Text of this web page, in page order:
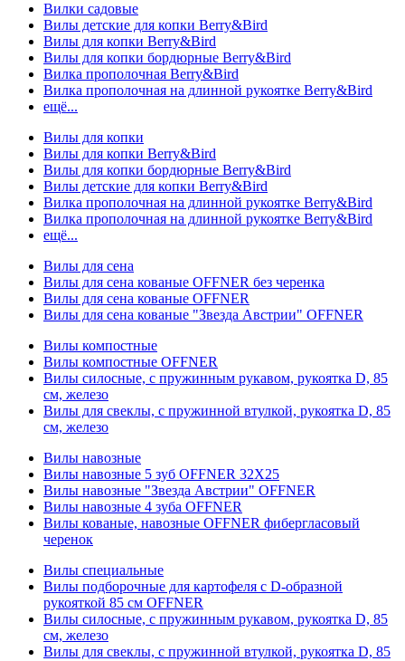
Вилки садовые
Вилы детские для копки Berry&Bird
Вилы для копки Berry&Bird
Вилы для копки бордюрные Berry&Bird
Вилка прополочная Berry&Bird
Вилка прополочная на длинной рукоятке Berry&Bird
ещё...
Вилы для копки
Вилы для копки Berry&Bird
Вилы для копки бордюрные Berry&Bird
Вилы детские для копки Berry&Bird
Вилка прополочная на длинной рукоятке Berry&Bird
Вилка прополочная на длинной рукоятке Berry&Bird
ещё...
Вилы для сена
Вилы для сена кованые OFFNER без черенка
Вилы для сена кованые OFFNER
Вилы для сена кованые "Звезда Австрии" OFFNER
Вилы компостные
Вилы компостные OFFNER
Вилы силосные, с пружинным рукавом, рукоятка D, 85
см, железо
Вилы для свеклы, с пружинной втулкой, рукоятка D, 85
см, железо
Вилы навозные
Вилы навозные 5 зуб OFFNER 32X25
Вилы навозные "Звезда Австрии" OFFNER
Вилы навозные 4 зуба OFFNER
Вилы кованые, навозные OFFNER фибергласовый
черенок
Вилы специальные
Вилы подборочные для картофеля с D-образной
рукояткой 85 см OFFNER
Вилы силосные, с пружинным рукавом, рукоятка D, 85
см, железо
Вилы для свеклы, с пружинной втулкой, рукоятка D, 85